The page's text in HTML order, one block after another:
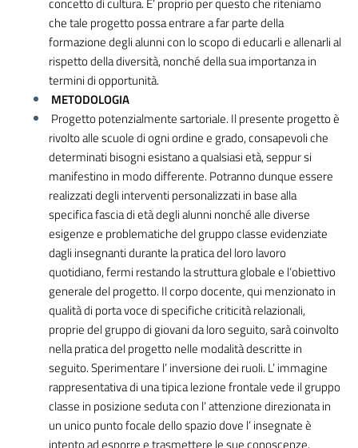
che tale progetto possa entrare a far parte della
formazione degli alunni con lo scopo di educarli e allenarli al
rispetto della diversità, nonché della sua importanza in
termini di opportunità.
METODOLOGIA
Progetto potenzialmente sartoriale. Il presente progetto è
rivolto alle scuole di ogni ordine e grado, consapevoli che
determinati bisogni esistano a qualsiasi età, seppur si
manifestino in modo differente. Potranno dunque essere
realizzati degli interventi personalizzati in base alla
specifica fascia di età degli alunni nonché alle diverse
esigenze e problematiche del gruppo classe evidenziate
dagli insegnanti durante la pratica del loro lavoro
quotidiano, fermi restando la struttura globale e l’obiettivo
generale del progetto. Il corpo docente, qui menzionato in
qualità di porta voce di specifiche criticità relazionali,
proprie del gruppo di giovani da loro seguito, sarà coinvolto
nella pratica del progetto nelle modalità descritte in
seguito. Sperimentare l’ inversione dei ruoli. L’ immagine
rappresentativa di una tipica lezione frontale vede il gruppo
classe in posizione seduta con l’ attenzione direzionata in
un unico punto focale dello spazio dove l’ insegnate è